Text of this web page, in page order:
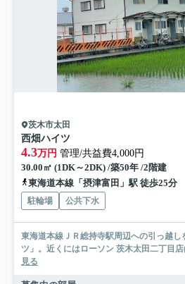
茨木市太田
西畑ハイツ
4.3万円 管理/共益費4,000円
30.00㎡ (1DK～2DK) /築50年 /2階建
東海道本線「摂津富田」駅 徒歩25分
駐輪場 公共下水
東海道本線ＪＲ総持寺駅周辺への引っ越し
ツ」。近くにはローソン 茨木太田二丁目
見る